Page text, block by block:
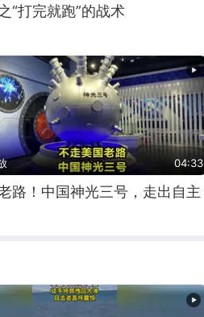
“打完就跑”的战术
04:33
路！中国神光三号，走出自主